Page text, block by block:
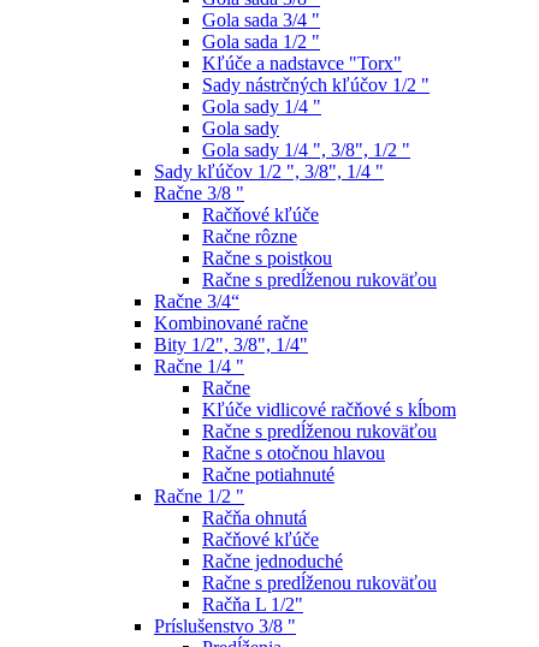
Gola sada 3/4 "
Gola sada 1/2 "
Kľúče a nadstavce "Torx"
Sady nástrčných kľúčov 1/2 "
Gola sady 1/4 "
Gola sady
Gola sady 1/4 ", 3/8", 1/2 "
Sady kľúčov 1/2 ", 3/8", 1/4 "
Račne 3/8 "
Račňové kľúče
Račne rôzne
Račne s poistkou
Račne s predĺženou rukoväťou
Račne 3/4“
Kombinované račne
Bity 1/2", 3/8", 1/4"
Račne 1/4 "
Račne
Kľúče vidlicové račňové s kĺbom
Račne s predĺženou rukoväťou
Račne s otočnou hlavou
Račne potiahnuté
Račne 1/2 "
Račňa ohnutá
Račňové kľúče
Račne jednoduché
Račne s predĺženou rukoväťou
Račňa L 1/2"
Príslušenstvo 3/8 "